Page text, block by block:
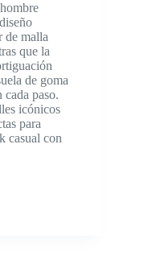
de malla
que la
de goma
paso.
icónicos
para
casual con